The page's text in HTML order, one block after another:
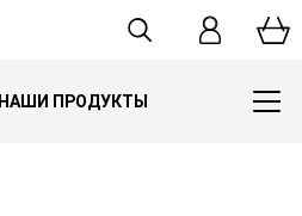
НАШИ ПРОДУКТЫ